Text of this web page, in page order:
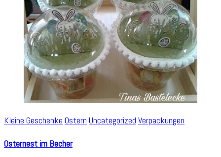
Kleine Geschenke Ostern Uncategorized Verpackungen
Osternest im Becher